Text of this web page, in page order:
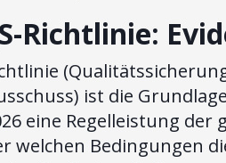
Richtlinie:
ist die
eine Regelleistung
welchen Bedingungen